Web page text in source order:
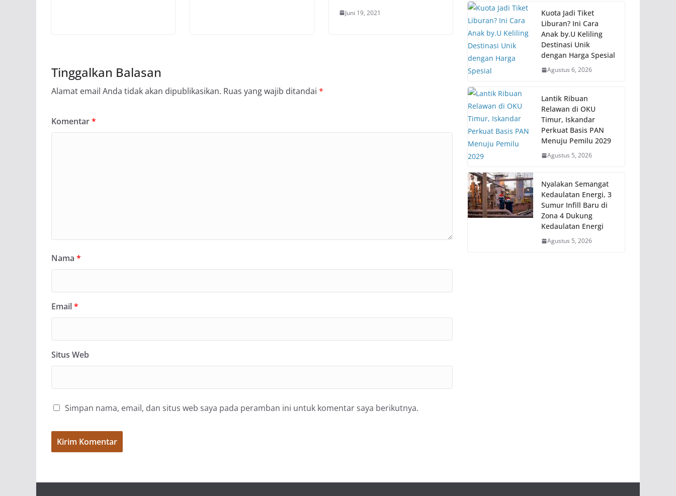
Juni 19, 2021
Tinggalkan Balasan
Alamat email Anda tidak akan dipublikasikan. Ruas yang wajib ditandai *
Komentar*
Nama *
Email*
Situs Web
Simpan nama, email, dan situs web saya pada peramban ini untuk komentar saya berikutnya.
Kuota Jadi Tiket
Liburan? Ini Cara
Anak by.U Keliling
Destinasi Unik
dengan Harga Spesial
Agustus 6, 2026
Lantik Ribuan
Relawan di OKU
Timur, Iskandar
Perkuat Basis PAN
Menuju Pemilu 2029
Agustus 5, 2026
Nyalakan Semangat
Kedaulatan Energi, 3
Sumur Infill Baru di
Zona 4 Dukung
Kedaulatan Energi
Agustus 5, 2026